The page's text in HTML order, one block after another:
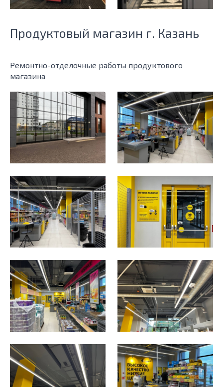
Продуктовый магазин г. Казань
Ремонтно-отделочные работы продуктового
магазина